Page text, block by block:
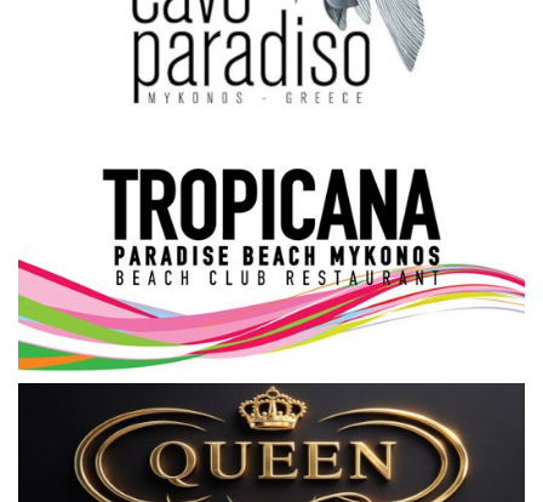
Science & Tech
Aegean Islands
Cost Of Living Crisis
Opinion + Analysis
L’Art des Sens
Local Elections 2023
All News